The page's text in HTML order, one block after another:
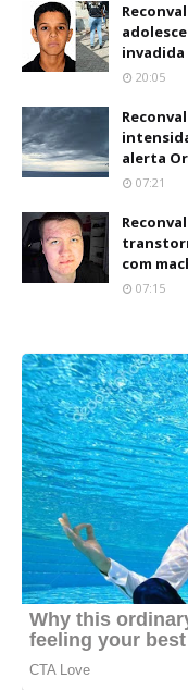
invadida
20:05
alerta
07:21
com
07:15